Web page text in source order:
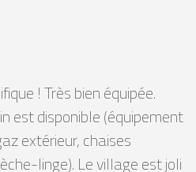
! Très bien équipée.
est disponible (équipement
extérieur, chaises
linge). Le village est joli